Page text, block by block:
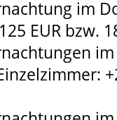
im
EUR bzw.
im